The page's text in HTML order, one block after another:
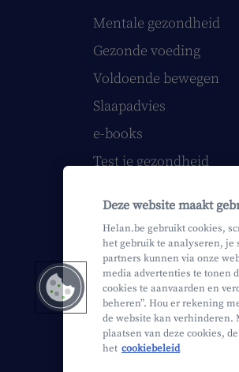
Mentale gezondheid
Gezonde voeding
Voldoende bewegen
Slaapadvies
e-books
Test je gezondheid
Helan printmagazine
Mifid
Deze website maakt
Helan.be gebruikt cookies,
het gebruik te analyseren, je
partners kunnen via onze
media advertenties te tonen
cookies te aanvaarden en
beheren”. Hou er rekening
de website kan
plaatsen van deze cookies,
het cookiebeleid